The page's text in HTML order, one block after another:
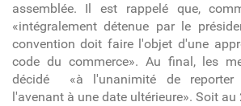
assemblée. Il est rappelé que,
«intégralement détenue par le
convention doit faire l'objet d'une
code du commerce». Au final, les
décidé «à l'unanimité de reporter
l'avenant à une date ultérieure». Soit